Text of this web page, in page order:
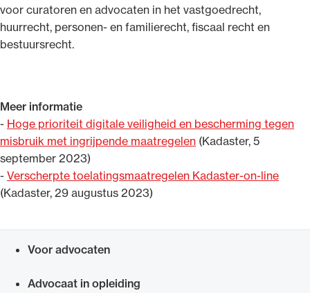
voor curatoren en advocaten in het vastgoedrecht,
huurrecht, personen- en familierecht, fiscaal recht en
bestuursrecht.
Meer informatie
- Hoge prioriteit digitale veiligheid en bescherming tegen
misbruik met ingrijpende maatregelen (Kadaster, 5
september 2023)
- Verscherpte toelatingsmaatregelen Kadaster-on-line
(Kadaster, 29 augustus 2023)
Voor advocaten
Advocaat in opleiding
het rechtsgebiedenregister en
geheimhoudernummers.